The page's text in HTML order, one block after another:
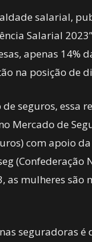
salarial,
Salarial
apenas 14%
na posição de
seguros, essa
Mercado de
com apoio
(Confederação
as mulheres são
seguradoras é